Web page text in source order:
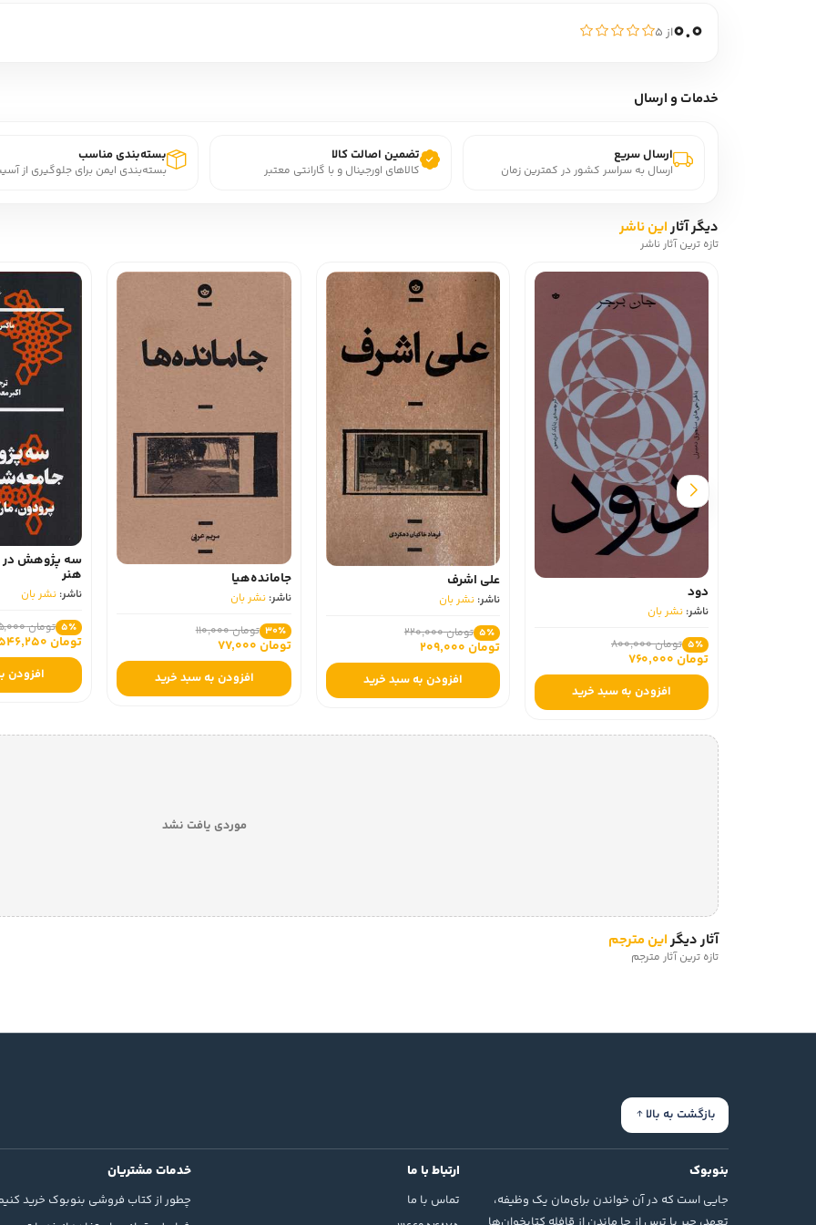
0.0از ۵
خدمات و ارسال
ارسال سریع
ارسال به سراسر کشور در کمترین زمان
تضمین اصالت کالا
کالاهای اورجینال و با گارانتی معتبر
بسته‌بندی مناسب
بسته‌بندی ایمن برای جلوگیری از
دیگر آثاراین ناشر
تازه ترین آثار ناشر
دود
ناشر: نشر بان
5٪ تومان 800,000
تومان 760,000
افزودن به سبد خرید
علی اشرف
ناشر: نشر بان
5٪ تومان 220,000
تومان 209,000
افزودن به سبد خرید
جامانده‌هیا
ناشر: نشر بان
30٪ تومان 110,000
تومان 77,000
افزودن به سبد خرید
سه پژوهش در
هنر
ناشر: نشر بان
5٪ تومان 575,000
تومان 546,250
افزودن
موردی یافت نشد
آثار دیگراین مترجم
تازه ترین آثار مترجم
بازگشت به بالا
بنوبوک
جایی است که در آن خواندن برای‌مان یک وظیفه،
ارتباط با ما
تماس با ما
خدمات مشتریان
چطور از کتاب فروشی بنوبوک خرید